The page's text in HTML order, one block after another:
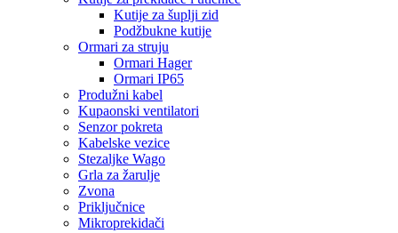
Kutije za šuplji zid
Podžbukne kutije
Ormari za struju
Ormari Hager
Ormari IP65
Produžni kabel
Kupaonski ventilatori
Senzor pokreta
Kabelske vezice
Stezaljke Wago
Grla za žarulje
Zvona
Priključnice
Mikroprekidači